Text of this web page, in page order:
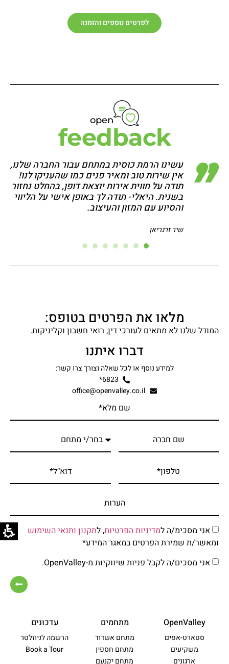
לפרטים נוספים והזמנה
open
feedback
עשינו הרמת כוסית במתחם עבור החברה שלנו,
אין שירות טוב ומאיר פנים כמו שהעניקו לנו!
תודה על חווית אירוח יוצאת דופן, בהחלט נחזור
בשנית. היאלי- תודה לך באופן אישי על הליווי
והסיוע עם המזון והעיצוב.
שיר זרגריאן
מלאו את הפרטים בטופס:
המודל שלנו לא מתאים לעורכי דין, רואי חשבון וקליניקות.
דברו איתנו
למידע נוסף או לכל שאלה וצורך צרו קשר:
6823*
office@openvalley.co.il
אני מסכימ/ה למדיניות הפרטיות, לתקנון ותנאי השימוש
ומאשר/ת שמירת הפרטים במאגר המידע*
אני מסכים/ה לקבל פניות שיווקיות מ-OpenValley.
OpenValley
סטארט-אפים
משקיעים
ארגונים
מתחמים
מתחם אשדוד
מתחם חספין
מתחם יקנעם
עדכונים
הרשמה לניוזלטר
Book a Tour